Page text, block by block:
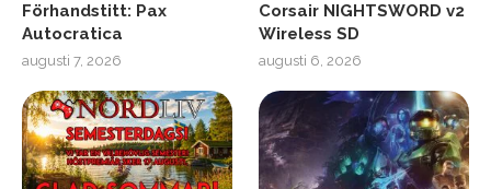
Förhandstitt: Pax
Autocratica
augusti 7, 2026
Corsair NIGHTSWORD v2
Wireless SD
augusti 6, 2026